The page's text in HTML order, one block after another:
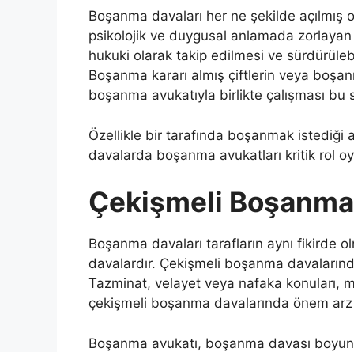
Boşanma davaları her ne şekilde
psikolojik ve duygusal anlamada
hukuki olarak takip edilmesi ve
Boşanma kararı almış çiftlerin veya
boşanma avukatıyla birlikte çalışması
Özellikle bir tarafında boşanmak istediği
davalarda boşanma avukatları kritik rol
Çekişmeli
Boşanma davaları tarafların aynı fikirde
davalardır. Çekişmeli boşanma
Tazminat, velayet veya nafaka konuları,
çekişmeli boşanma davalarında önem
Boşanma avukatı, boşanma davası